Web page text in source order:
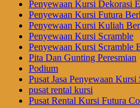
Penyewaan Kursi Dekorasi
Penyewaan Kursi Futura
Penyewaan Kursi Kuliah
Penyewaan Kursi Scramble
Penyewaan Kursi Scramble
Pita Dan Gunting Peresmian
Podium
Pusat Jasa Penyewaan
pusat rental kursi
Pusat Rental Kursi Futura